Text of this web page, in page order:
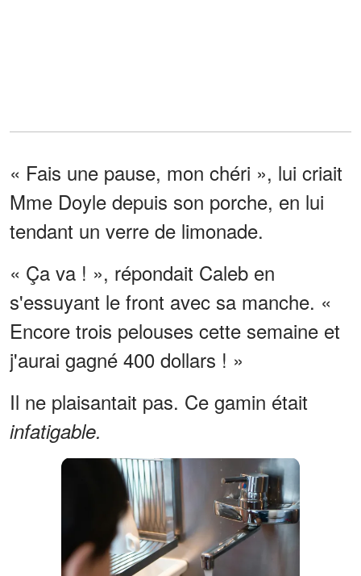
« Fais une pause, mon chéri », lui criait
Mme Doyle depuis son porche, en lui
tendant un verre de limonade.
« Ça va ! », répondait Caleb en
s'essuyant le front avec sa manche. «
Encore trois pelouses cette semaine et
j'aurai gagné 400 dollars ! »
Il ne plaisantait pas. Ce gamin était
infatigable.